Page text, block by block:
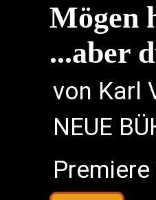
Mögen
...aber
von Karl
NEUE